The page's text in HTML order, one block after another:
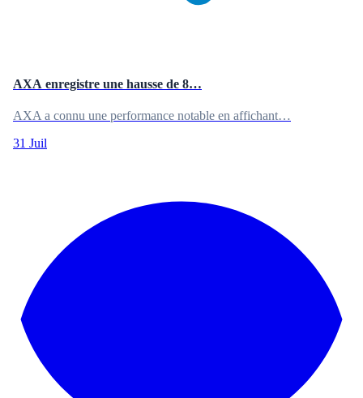
AXA enregistre une hausse de 8…
AXA a connu une performance notable en affichant…
31 Juil